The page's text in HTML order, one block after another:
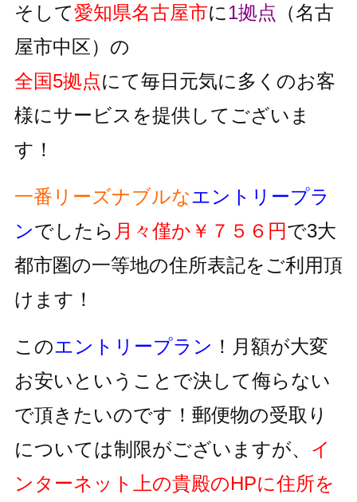
そして愛知県名古屋市に1拠点 （名古
屋市中区）の
全国5拠点にて毎日元気に多くのお客
様にサービスを提供してございま
す！
一番リーズナブルなエントリープラ
ンでしたら 月々僅か￥７５６円で3大
都市圏の一等地の住所表記をご利用頂
けます！
このエントリープラン ！月額が大変
お安いということで決して侮らない
で頂きたいのです！郵便物の受取り
については制限がございますが、 イ
ンターネット上の貴殿のHPに住所を